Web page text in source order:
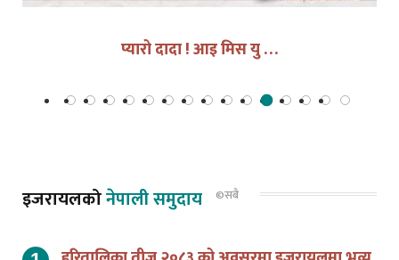
विपिन जोशी: केही बर्षबाट बनेको अधुरो तिहार, खल्लो तिज र